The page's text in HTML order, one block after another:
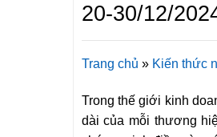
20-30/12/
Trang chủ » Kiến thức
Trong thế giới kinh
dài của mỗi thương